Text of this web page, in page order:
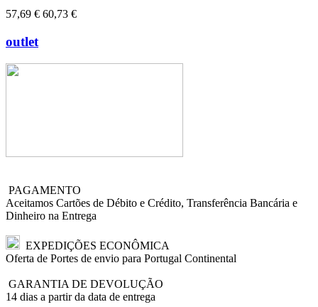
57,69 € 60,73 €
outlet
PAGAMENTO
Aceitamos Cartões de Débito e Crédito, Transferência Bancária e
Dinheiro na Entrega
EXPEDIÇÕES ECONÔMICA
Oferta de Portes de envio para Portugal Continental
GARANTIA DE DEVOLUÇÃO
14 dias a partir da data de entrega